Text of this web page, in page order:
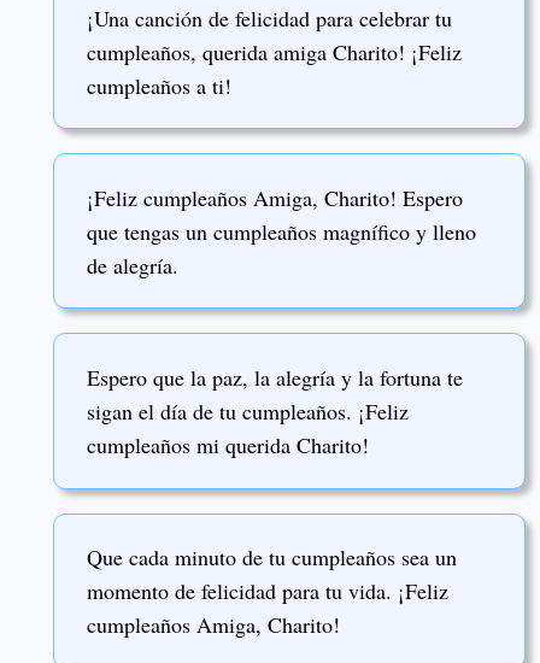
¡Una canción de felicidad para celebrar tu
cumpleaños, querida amiga Charito! ¡Feliz
cumpleaños a ti!
¡Feliz cumpleaños Amiga, Charito! Espero
que tengas un cumpleaños magnífico y lleno
de alegría.
Espero que la paz, la alegría y la fortuna te
sigan el día de tu cumpleaños. ¡Feliz
cumpleaños mi querida Charito!
Que cada minuto de tu cumpleaños sea un
momento de felicidad para tu vida. ¡Feliz
cumpleaños Amiga, Charito!